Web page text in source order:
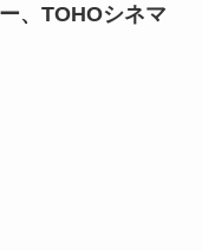
、TOHOシネマ